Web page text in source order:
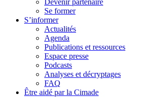
Devenir partenaire
Se former
S’informer
Actualités
Agenda
Publications et ressources
Espace presse
Podcasts
Analyses et décryptages
FAQ
Être aidé par la Cimade